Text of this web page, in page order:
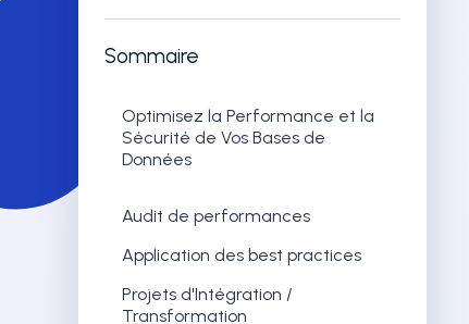
Sommaire
Optimisez la Performance et la
Sécurité de Vos Bases de
Données
Audit de performances
Application des best practices
Projets d'Intégration /
Transformation